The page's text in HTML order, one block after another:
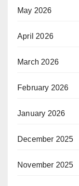
May 2026
April 2026
March 2026
February 2026
January 2026
December 2025
November 2025